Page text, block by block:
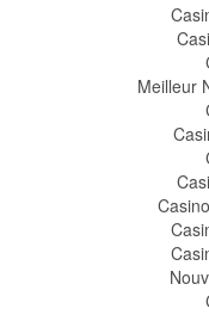
Meilleur